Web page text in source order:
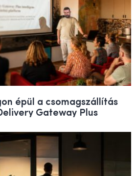
épül a csomagszállítás
Gateway Plus